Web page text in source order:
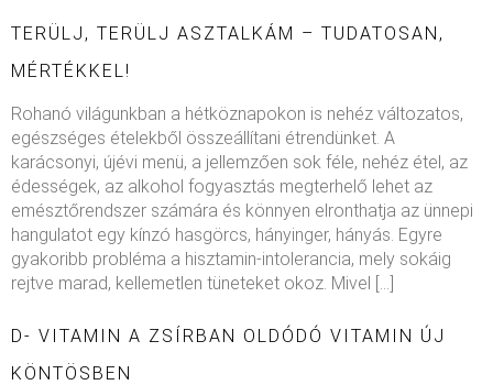
TERÜLJ, TERÜLJ ASZTALKÁM – TUDATOSAN,
MÉRTÉKKEL!
Rohanó világunkban a hétköznapokon is nehéz változatos,
egészséges ételekből összeállítani étrendünket. A
karácsonyi, újévi menü, a jellemzően sok féle, nehéz étel, az
édességek, az alkohol fogyasztás megterhelő lehet az
emésztőrendszer számára és könnyen elronthatja az ünnepi
hangulatot egy kínzó hasgörcs, hányinger, hányás. Egyre
gyakoribb probléma a hisztamin-intolerancia, mely sokáig
rejtve marad, kellemetlen tüneteket okoz. Mivel […]
D- VITAMIN A ZSÍRBAN OLDÓDÓ VITAMIN ÚJ
KÖNTÖSBEN